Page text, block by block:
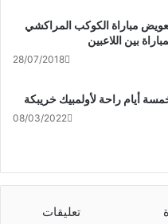
مباراة الكوكب المراكشي
بين اللاعبين
28/07/2018
أيام راحة لأولمبيك خريبكة
08/03/2022
تعليقات